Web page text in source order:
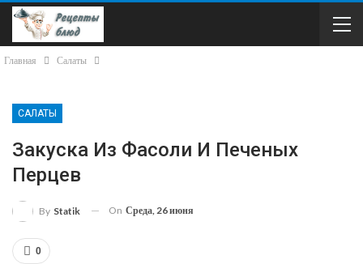
Главная Салаты
САЛАТЫ
Закуска Из Фасоли И Печеных
Перцев
By Statik On Среда, 26 июня
0